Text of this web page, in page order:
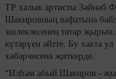
ТР халык артисты Зәйнәб
Шакировның вафатына
эшлеклесенең татар
күтәрүен әйтте. Бу хакта
хәбәрчесенә җиткерде.
“Илһам абый Шакиров -